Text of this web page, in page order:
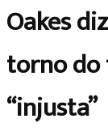
Oakes
torno do
“injusta”